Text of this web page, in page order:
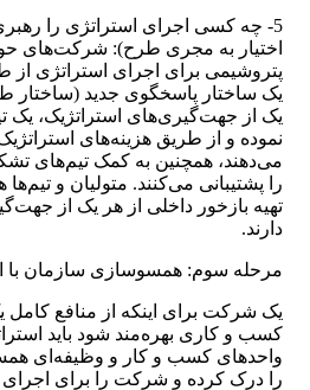
5- چه کسی اجرای استراتژی را
اختیار به مجری طرح): شرکت‌های
پتروشیمی برای اجرای استراتژی
یک ساختار پاسخگوی جدید (ساختار
یک از جهت‌گیری‌های استراتژیک، یک
نموده و از طریق هزینه‌های
می‌دهند، همچنین به کمک تیم‌های
را پشتیبانی می‌کنند. متولیان و
تهیه بازخور داخلی از هر یک از
دارند.
مرحله سوم: همسوسازی سازمان با
یک شرکت برای اینکه از منافع
کسب و کاری بهره‌مند شود باید
واحدهای کسب و کار و وظیفه‌ای همسو
را درک کرده و شرکت را برای اجرای